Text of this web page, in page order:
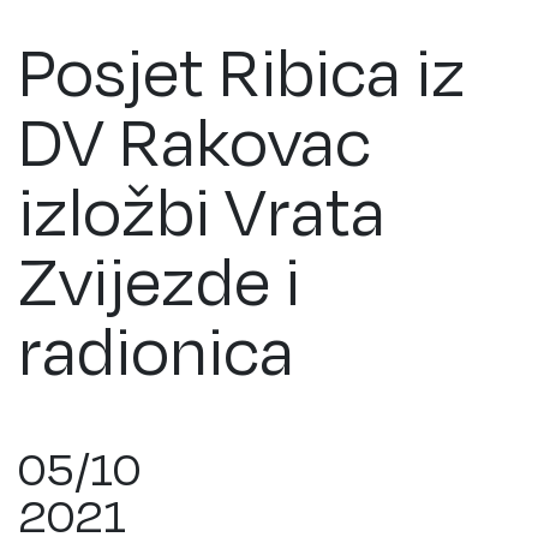
Posjet Ribica iz
DV Rakovac
izložbi Vrata
Zvijezde i
radionica
05/10
2021